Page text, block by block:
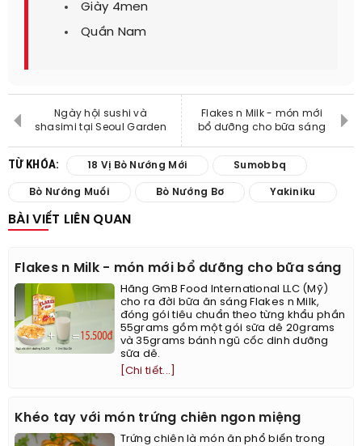
Giày 4men
Quần Nam
Ngày hội sushi và
shasimi tại Seoul Garden
Flakes n Milk - món mới
bổ dưỡng cho bữa sáng
TỪ KHÓA: 18 Vị Bò Nướng Mới Sumobbq
Bò Nướng Muối Bò Nướng Bơ Yakiniku
BÀI VIẾT LIÊN QUAN
Flakes n Milk - món mới bổ dưỡng cho bữa sáng
Hãng GmB Food International LLC (Mỹ)
cho ra đời bữa ăn sáng Flakes n Milk,
đóng gói tiêu chuẩn theo từng khẩu phần
55grams gồm một gói sữa dê 20grams
và 35grams bánh ngũ cốc dinh dưỡng
sữa dê.
[Chi tiết...]
Khéo tay với món trứng chiên ngon miệng
Trứng chiên là món ăn phổ biến trong